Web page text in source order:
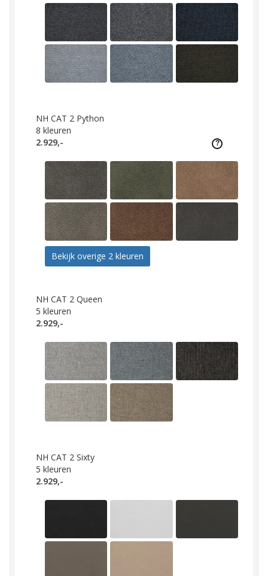
NH CAT 2 Python
8 kleuren
2.929,-
Bekijk overige 2 kleuren
NH CAT 2 Queen
5 kleuren
2.929,-
NH CAT 2 Sixty
5 kleuren
2.929,-